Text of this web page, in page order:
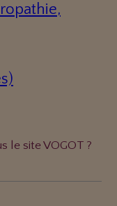
le site VOGOT ?